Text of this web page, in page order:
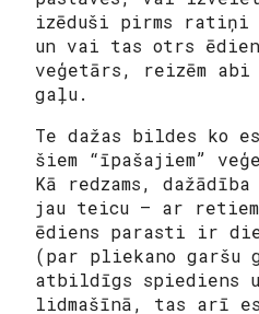
izēduši pirms ratiņi
un vai tas otrs
veģetārs, reizēm
gaļu.
Te dažas bildes ko
šiem “īpašajiem”
Kā redzams,
jau teicu – ar retiem
ēdiens parasti ir
(par pliekano garšu
atbildīgs spiediens
lidmašīnā, tas arī